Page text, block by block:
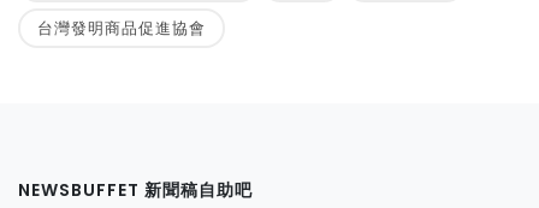
台灣發明商品促進協會
NEWSBUFFET 新聞稿自助吧